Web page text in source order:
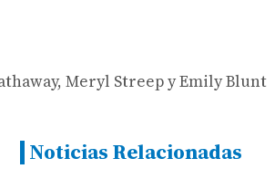
Meryl Streep y Emily Blunt
Noticias Relacionadas